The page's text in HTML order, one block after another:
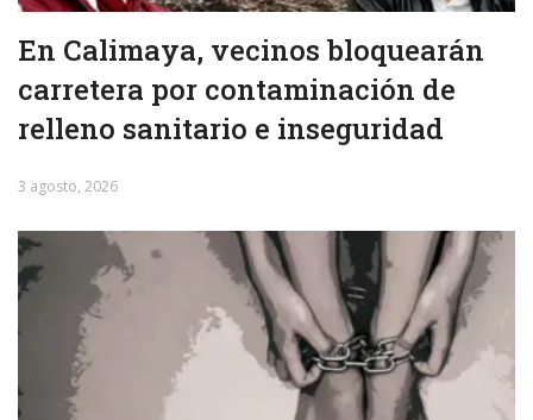
En Calimaya, vecinos bloquearán
carretera por contaminación de
relleno sanitario e inseguridad
3 agosto, 2026